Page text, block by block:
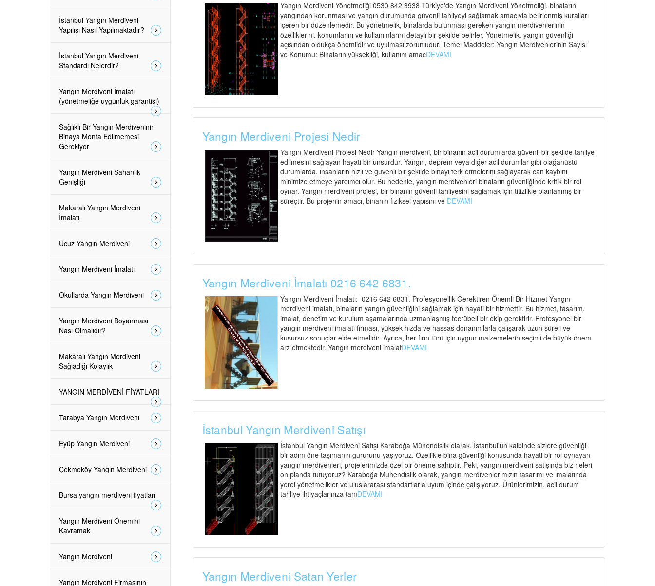
Yangın Merdiveni Yönetmeliği 0530 842 3938 Türkiye'de Yangın Merdiveni Yönetmeliği, binaların
yangından korunması ve yangın durumunda güvenli tahliyeyi sağlamak amacıyla belirlenmiş kuralları
içeren bir düzenlemedir. Bu yönetmelik, binalarda bulunması gereken yangın merdivenlerinin
özelliklerini, konumlarını ve kullanımlarını detaylı bir şekilde belirler. Yönetmelik, yangın güvenliği
açısından oldukça önemlidir ve uyulması zorunludur. Temel Maddeler: Yangın Merdivenlerinin Sayısı
ve Konumu: Binaların yüksekliği, kullanım amacDEVAMI
Yangın Merdiveni Projesi Nedir
Yangın Merdiveni Projesi Nedir Yangın merdiveni, bir binanın acil durumlarda güvenli bir şekilde tahliye
edilmesini sağlayan hayati bir unsurdur. Yangın, deprem veya diğer acil durumlar gibi olağanüstü
durumlarda, insanların hızlı ve güvenli bir şekilde binayı terk etmelerini sağlayarak can kaybını
minimize etmeye yardımcı olur. Bu nedenle, yangın merdivenleri binaların güvenliğinde kritik bir rol
oynar. Yangın merdiveni projesi, bir binanın güvenli tahliyesini sağlamak için titizlikle planlanmış bir
süreçtir. Bu projenin amacı, binanın fiziksel yapısını ve DEVAMI
Yangın Merdiveni İmalatı 0216 642 6831.
Yangın Merdiveni İmalatı: 0216 642 6831. Profesyonellik Gerektiren Önemli Bir Hizmet Yangın
merdiveni imalatı, binaların yangın güvenliğini sağlamak için hayati bir hizmettir. Bu hizmet, tasarım,
imalat, denetim ve kurulum aşamalarında uzmanlaşmış tecrübeli bir ekip gerektirir. Profesyonel bir
yangın merdiveni imalatı firması, yüksek hızda ve hassas donanımlarla çalışarak uzun süreli ve
kusursuz sonuçlar elde etmelidir. Ayrıca, her fırın türü için uygun malzemelerin seçimi de büyük önem
arz etmektedir. Yangın merdiveni imalatDEVAMI
İstanbul Yangın Merdiveni Satışı
İstanbul Yangın Merdiveni Satışı Karaboğa Mühendislik olarak, İstanbul'un kalbinde sizlere güvenliği
bir adım öne taşımanın gururunu yaşıyoruz. Özellikle bina güvenliği konusunda hayati bir rol oynayan
yangın merdivenleri, projelerimizde özel bir öneme sahiptir. Peki, yangın merdiveni satışında biz neleri
ön planda tutuyoruz? Karaboğa Mühendislik olarak, yangın merdivenlerimizin tasarımı ve imalatında
yerel yönetmelikler ve uluslararası standartlarla uyum içinde çalışıyoruz. Ürünlerimizin, acil durum
tahliye ihtiyaçlarınıza tamDEVAMI
Yangın Merdiveni Satan Yerler
İstanbul Yangın Merdiveni
Yapılışı Nasıl Yapılmaktadır?
İstanbul Yangın Merdiveni
Standardı Nelerdir?
Yangın Merdiveni İmalatı
(yönetmeliğe uygunluk garantisi)
Sağlıklı Bir Yangın Merdiveninin
Binaya Monta Edilmemesi
Gerekiyor
Yangın Merdiveni Sahanlık
Genişliği
Makaralı Yangın Merdiveni
İmalatı
Ucuz Yangın Merdiveni
Yangın Merdiveni İmalatı
Okullarda Yangın Merdiveni
Yangın Merdiveni Boyanması
Nası Olmalıdır?
Makaralı Yangın Merdiveni
Sağladığı Kolaylık
YANGIN MERDİVENİ FİYATLARI
Tarabya Yangın Merdiveni
Eyüp Yangın Merdiveni
Çekmeköy Yangın Merdiveni
Bursa yangın merdiveni fiyatları
Yangın Merdiveni Önemini
Kavramak
Yangın Merdiveni
Yangın Merdiveni Firmasının